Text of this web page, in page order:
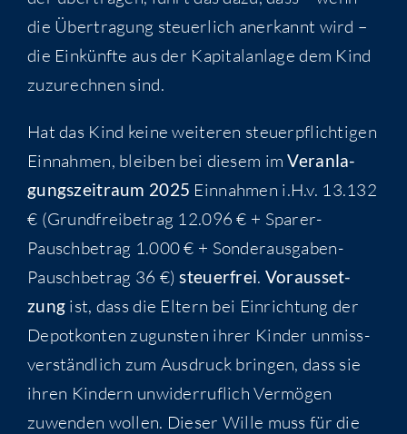
die Über­tra­gung steu­er­lich aner­kannt wird –
die Ein­künf­te aus der Kapi­tal­an­la­ge dem Kind
zuzu­rech­nen sind.
Hat das Kind kei­ne wei­te­ren steu­er­pflich­ti­gen
Ein­nah­men, blei­ben bei die­sem imVer­an­la­
gungs­zeit­raum 2025 Ein­nah­men i.H.v. 13.132
€ (Grund­frei­be­trag 12.096 € + Spa­rer-
Pausch­be­trag 1.000 € + Son­der­aus­ga­ben-
Pausch­be­trag 36 €)steu­er­frei. Vor­aus­set­
zung ist, dass die Eltern bei Ein­rich­tung der
Depot­kon­ten zuguns­ten ihrer Kin­der unmiss­
ver­ständ­lich zum Aus­druck brin­gen, dass sie
ihren Kin­dern unwi­der­ruf­lich Ver­mö­gen
zuwen­den wol­len. Die­ser Wil­le muss für die